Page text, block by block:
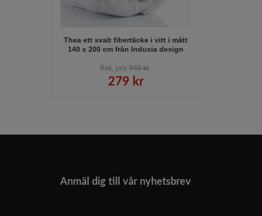
Thea ett svalt fibertäcke i vitt i mått
140 x 200 cm från Indusia design
Rek. pris 949 kr
279 kr
Anmäl dig till vår nyhetsbrev